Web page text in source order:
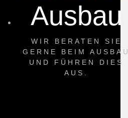
Ausbau
WIR BERATEN SIE
GERNE BEIM AUSBAU
UND FÜHREN DIES
AUS.